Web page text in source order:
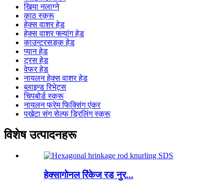
खिया नलाग्ने
काठ स्क्रू
हेक्स वाशर हेड
हेक्स वाशर फ्ल्यांग हेड
काउन्टरसङ्क हेड
प्यान हेड
ट्रस हेड
वेफर हेड
नायलन हेक्स वाशर हेड
ब्लाइन्ड रिभेट्स
चिपबोर्ड स्क्रू
नायलन फ्रेम फिक्सिंग एंकर
पखेटा संग सेल्फ ड्रिलिंग स्क्रू
विशेष उत्पादनहरू
हेक्सागोनल रिंकेज रड नुर...